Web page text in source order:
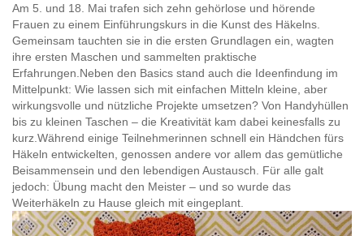
Am 5. und 18. Mai trafen sich zehn gehörlose und hörende
Frauen zu einem Einführungskurs in die Kunst des Häkelns.
Gemeinsam tauchten sie in die ersten Grundlagen ein, wagten
ihre ersten Maschen und sammelten praktische
Erfahrungen.Neben den Basics stand auch die Ideenfindung im
Mittelpunkt: Wie lassen sich mit einfachen Mitteln kleine, aber
wirkungsvolle und nützliche Projekte umsetzen? Von Handyhüllen
bis zu kleinen Taschen – die Kreativität kam dabei keinesfalls zu
kurz.Während einige Teilnehmerinnen schnell ein Händchen fürs
Häkeln entwickelten, genossen andere vor allem das gemütliche
Beisammensein und den lebendigen Austausch. Für alle galt
jedoch: Übung macht den Meister – und so wurde das
Weiterhäkeln zu Hause gleich mit eingeplant.